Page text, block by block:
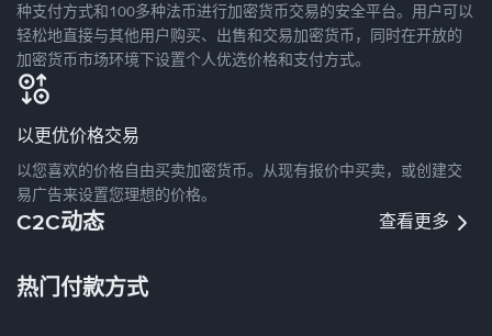
种支付方式和100多种法币进行加密货币交易的安全平台。用户可以
轻松地直接与其他用户购买、出售和交易加密货币，同时在开放的
加密货币市场环境下设置个人优选价格和支付方式。
以更优价格交易
以您喜欢的价格自由买卖加密货币。从现有报价中买卖，或创建交
易广告来设置您理想的价格。
C2C动态 查看更多
热门付款方式